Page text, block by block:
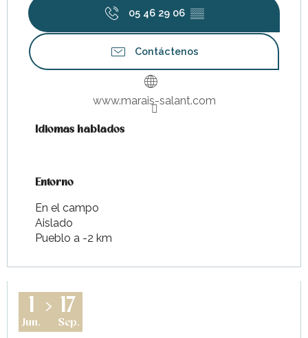
05 46 29 06 ▒▒
Contáctenos
www.marais-salant.com
Idiomas hablados
Idiomas hablados
Entorno
Entorno
En el campo
Aislado
Pueblo a -2 km
1
Jun.
17
Sep.